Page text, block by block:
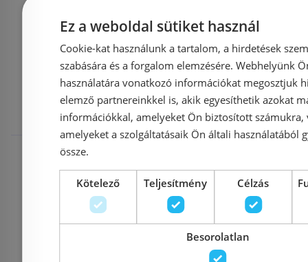
Mások
megnézték
Rendelésre Rendelésre
Ez a weboldal sütiket használ
Cookie-kat használunk a tartalom, a hirdetések
szabására és a forgalom elemzésére. Webhelyünk
használatára vonatkozó információkat megosztjuk
elemző partnereinkkel is, akik egyesíthetik azokat
információkkal, amelyeket Ön biztosított számukra,
amelyeket a szolgáltatásaik Ön általi használatából
össze.
Kötelező Teljesítmény Célzás
Besorolatlan